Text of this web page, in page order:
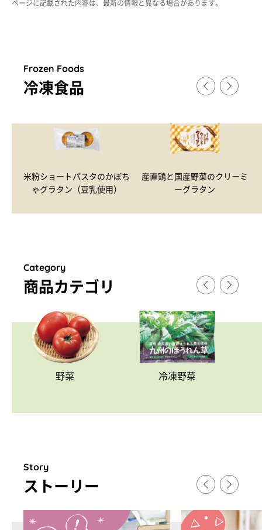
ページに記載された内容は、最新の情報と異なる場合があります。
Frozen Foods
冷凍食品
米粉ショートパスタのかぼち
ゃグラタン（豆乳使用）
産直鶏と国産野菜のクリーミ
ーグラタン
Category
商品カテゴリ
野菜 冷凍野菜
Story
ストー リ ー